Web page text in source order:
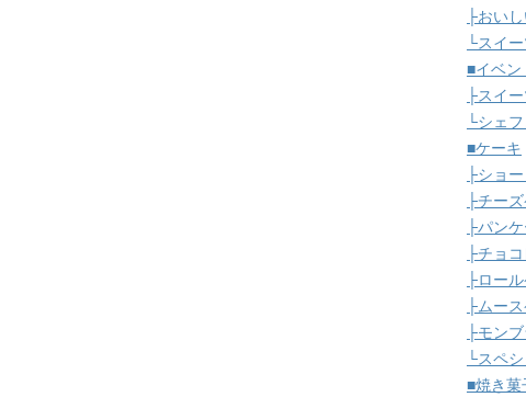
├おい
└スイ
■イベン
├スイ
└シェ
■ケーキ
├ショ
├チー
├パン
├チョ
├ロー
├ムー
├モン
└スペ
■焼き菓